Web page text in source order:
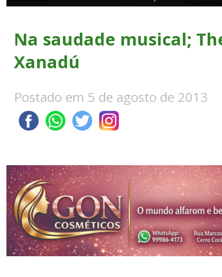
Na saudade musical;
Xanadú
Postado em 5 de agosto de 2013